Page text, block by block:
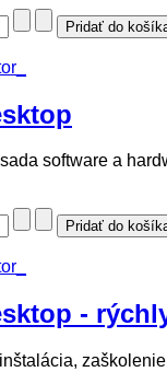
software a
-